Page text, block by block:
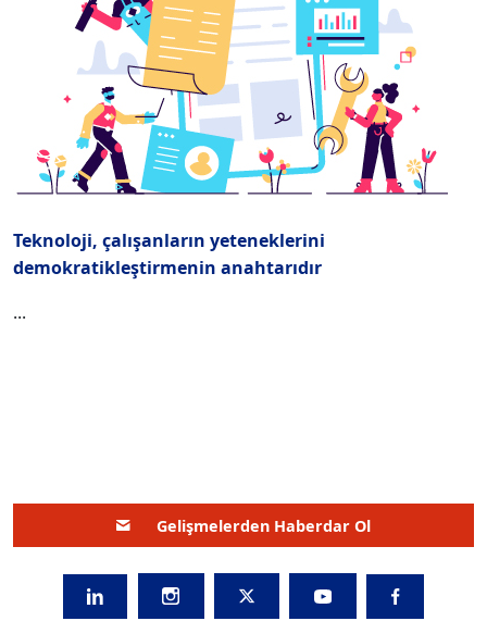
Teknoloji, çalışanların yeteneklerini
demokratikleştirmenin anahtarıdır
...
Gelişmelerden Haberdar Ol